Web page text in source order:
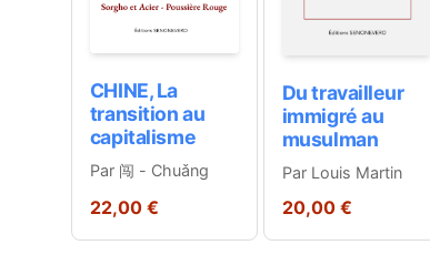
CHINE, La
transition au
capitalisme
Par 闯 - Chuǎng
22,00 €
Du travailleur
immigré au
musulman
Par Louis Martin
20,00 €